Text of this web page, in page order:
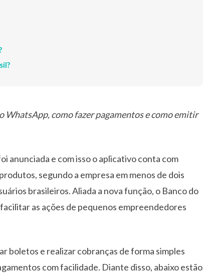
WhatsApp, como fazer pagamentos e como emitir
anunciada e com isso o aplicativo conta com
segundo a empresa em menos de dois
brasileiros. Aliada a nova função, o Banco do
as ações de pequenos empreendedores
boletos e realizar cobranças de forma simples
com facilidade. Diante disso, abaixo estão